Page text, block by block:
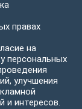
правах
на
персональных
улучшения
и интересов.